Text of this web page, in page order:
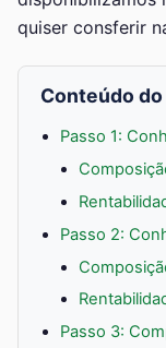
quiser consferir
Conteúdo
Passo 1:
Passo 2:
Passo 3: